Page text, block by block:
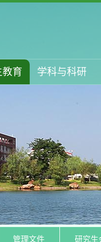
教育 学科与科研
管理文件 研究生